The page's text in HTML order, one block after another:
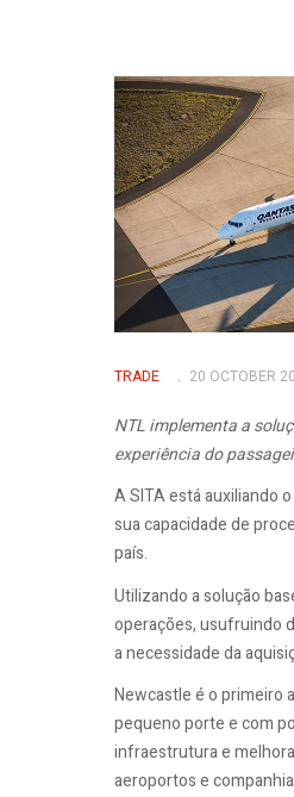
TRADE 20 OCTOBER
NTL implementa a
experiência do
A SITA está auxiliando
sua capacidade de
país.
Utilizando a solução
operações, usufruindo
a necessidade da
Newcastle é o primeiro
pequeno porte e com
infraestrutura e
aeroportos e